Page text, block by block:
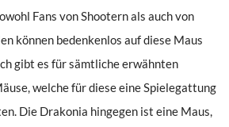
Fans von Shootern als auch von
können bedenkenlos auf diese Maus
gibt es für sämtliche erwähnten
welche für diese eine Spielegattung
Die Drakonia hingegen ist eine Maus,